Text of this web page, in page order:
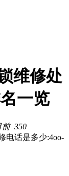
维修处
一览
前 350
电话是多少:4oo-